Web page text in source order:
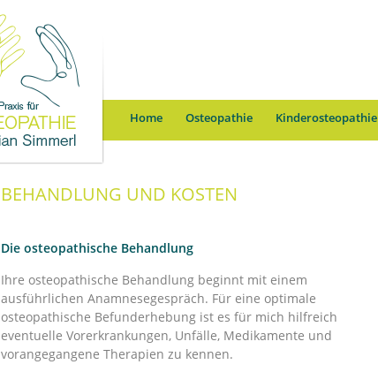
Home Osteopathie Kinderosteopathie
BEHANDLUNG UND KOSTEN
Die osteopathische Behandlung
Ihre osteopathische Behandlung beginnt mit einem
ausführlichen Anamnesegespräch. Für eine optimale
osteopathische Befunderhebung ist es für mich hilfreich
eventuelle Vorerkrankungen, Unfälle, Medikamente und
vorangegangene Therapien zu kennen.